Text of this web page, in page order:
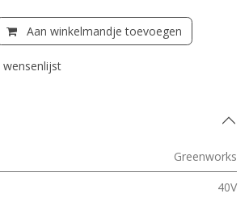
Aan winkelmandje toevoegen
Greenworks
40V